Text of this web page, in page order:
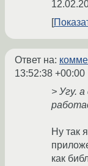
Ответ на:
13:52:38 +00:00
> Угу.
Ну так
как